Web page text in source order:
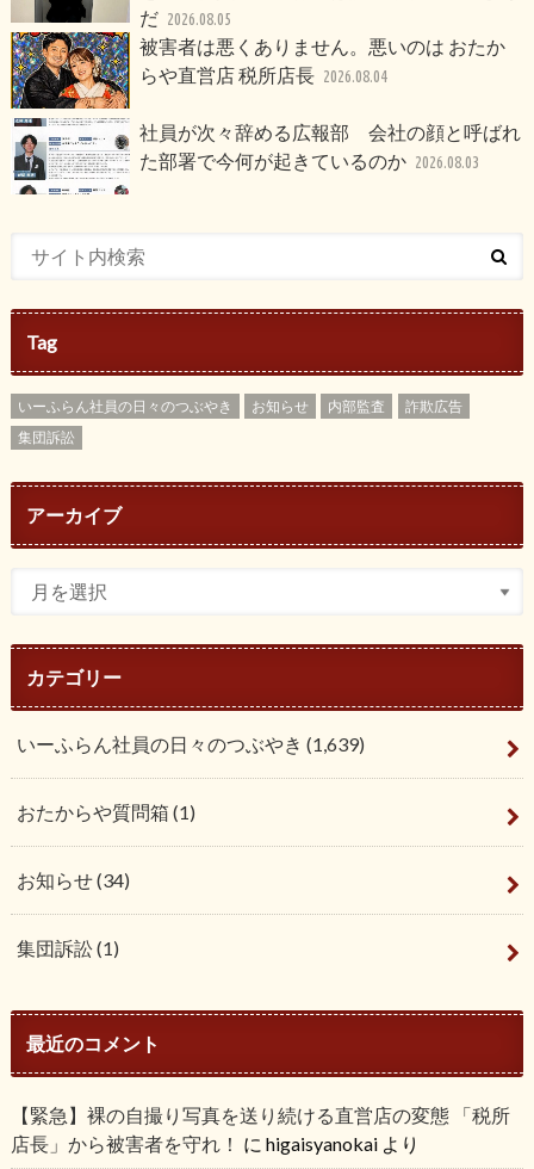
だ 2026.08.05
被害者は悪くありません。悪いのは おたか
らや直営店 税所店長 2026.08.04
社員が次々辞める広報部 会社の顔と呼ばれ
た部署で今何が起きているのか 2026.08.03
Tag
いーふらん社員の日々のつぶやき お知らせ 内部監査
詐欺広告
集団訴訟
アーカイブ
カテゴリー
いーふらん社員の日々のつぶやき (1,639)
おたからや質問箱 (1)
お知らせ(34)
集団訴訟(1)
最近のコメント
【緊急】裸の自撮り写真を送り続ける直営店の変態 「税所
店長」から被害者を守れ！ に higaisyanokaiより